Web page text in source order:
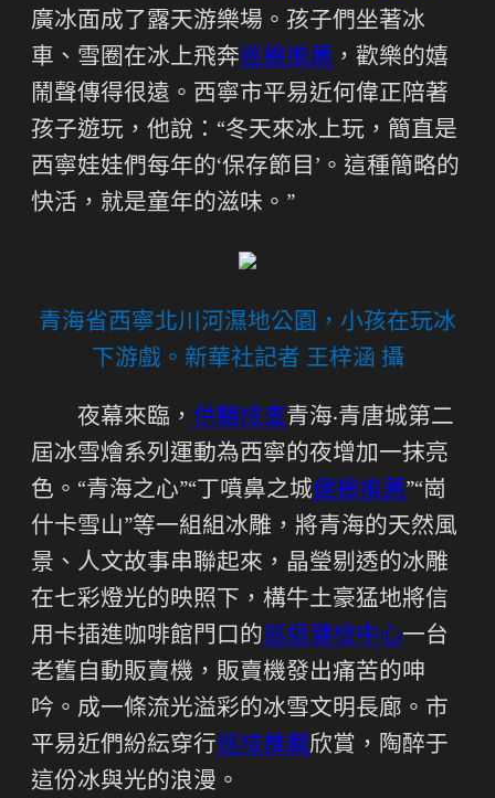
廣冰面成了露天游樂場。孩子們坐著冰
車、雪圈在冰上飛奔巡檢推薦 ，歡樂的嬉
鬧聲傳得很遠。西寧市平易近何偉正陪著
孩子遊玩，他說：“冬天來冰上玩，簡直是
西寧娃娃們每年的‘保存節目’。這種簡略的
快活，就是童年的滋味。”
青海省西寧北川河濕地公園，小孩在玩冰
下游戲。新華社記者 王梓涵 攝
夜幕來臨， 供膳檢查青海·青唐城第二
屆冰雪燴系列運動為西寧的夜增加一抹亮
色。“青海之心”“丁噴鼻之城健檢推薦”“崗
什卡雪山”等一組組冰雕，將青海的天然風
景、人文故事串聯起來，晶瑩剔透的冰雕
在七彩燈光的映照下，構牛土豪猛地將信
用卡插進咖啡館門口的巡迴健檢中心一台
老舊自動販賣機，販賣機發出痛苦的呻
吟。成一條流光溢彩的冰雪文明長廊。市
平易近們紛紜穿行巡檢推薦欣賞，陶醉于
這份冰與光的浪漫。